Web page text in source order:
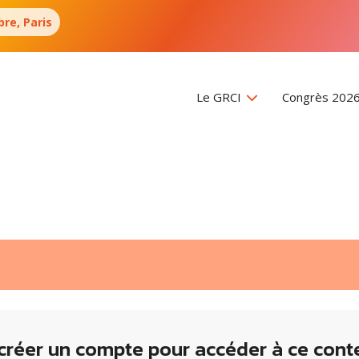
Paris
Le GRCI Congrès
un compte pour accéder à ce